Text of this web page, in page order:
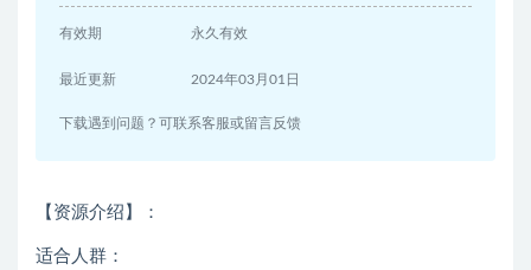
有效期 永久有效
最近更新 2024年03月01日
下载遇到问题？可联系客服或留言反馈
【资源介绍】：
适合人群：